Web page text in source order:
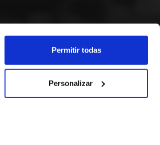
Permitir todas
Personalizar